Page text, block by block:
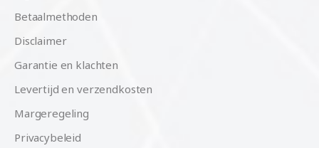
Betaalmethoden
Disclaimer
Garantie en klachten
Levertijd en verzendkosten
Margeregeling
Privacybeleid